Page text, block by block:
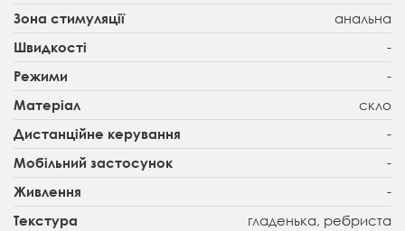
Зона стимуляції анальна
Швидкості -
Режими -
Матеріал скло
Дистанційне керування -
Мобільний застосунок -
Живлення -
Текстура гладенька, ребриста